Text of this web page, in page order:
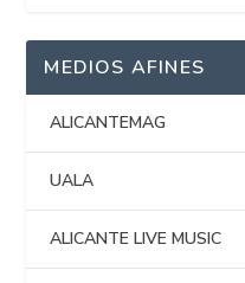
MEDIOS AFINES
ALICANTEMAG
UALA
ALICANTE LIVE MUSIC